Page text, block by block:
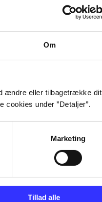
Om
ændre eller tilbagetrække dit
under ”Detaljer”.
Marketing
Tillad alle